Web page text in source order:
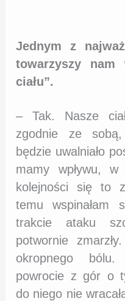
Jednym z
towarzyszy
ciału”.
– Tak. Nasze
zgodnie ze sobą,
będzie uwalniało
mamy wpływu,
kolejności się to
temu
trakcie ataku
potwornie
okropnego
powrocie z gór o
do niego nie